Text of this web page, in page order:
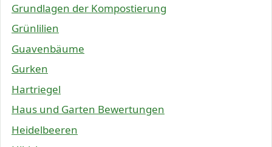
Grundlagen der Kompostierung
Grünlilien
Guavenbäume
Gurken
Hartriegel
Haus und Garten Bewertungen
Heidelbeeren